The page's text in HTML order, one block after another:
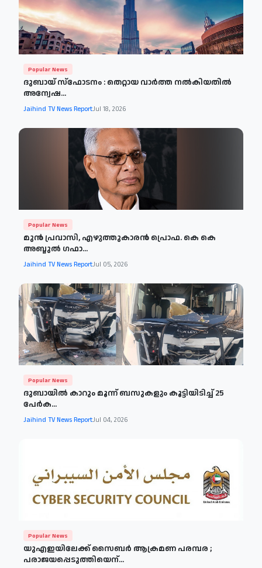
Popular News
ദുബായ് സ്‌ഫോടനം : തെറ്റായ വാര്‍ത്ത നല്‍കിയതില്‍
അന്വേഷ...
Jaihind TV News ReportJul 18, 2026
Popular News
മുന്‍ പ്രവാസി, എഴുത്തുകാരന്‍ പ്രൊഫ. കെ കെ
അബ്ദുല്‍ ഗഫാ...
Jaihind TV News ReportJul 05, 2026
Popular News
ദുബായില്‍ കാറും മൂന്ന് ബസുകളും കൂട്ടിയിടിച്ച് 25
പേര്‍ക...
Jaihind TV News ReportJul 04, 2026
Popular News
യുഎഇയിലേക്ക് സൈബര്‍ ആക്രമണ പരമ്പര ;
പരാജയപ്പെടുത്തിയെന്...